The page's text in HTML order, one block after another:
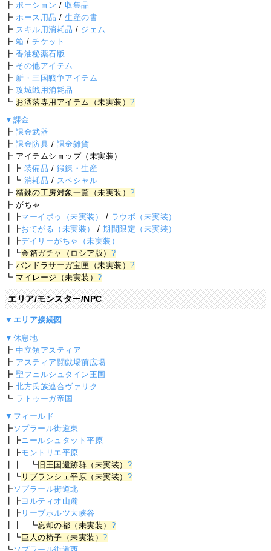
┣ポーション / 収集品
┣ホース用品 /生産の書
┣ スキル用消耗品 / ジェム
┣箱 /チケット
┣香油秘薬石版
┣ その他アイテム
┣ 新・三国戦争アイテム
┣攻城戦用消耗品
┗ お洒落専用アイテム（未実装）?
▼課金
┣課金武器
┣課金防具 / 課金雑貨
┣ アイテムショップ（未実装）
┃┣ 装備品 / 鍛錬・生産
┃┗ 消耗品 / スペシャル
┣精錬の工房対象一覧（未実装）?
┣ がちゃ
┃┣マーイボゥ（未実装） / ラウボ（未実装）
┃┣おてがる（未実装） /期間限定（未実装）
┃┣デイリーがちゃ（未実装）
┃┗金箱ガチャ（ロシア版） ?
┣パンドラサーガ宝匣（未実装）?
┗ マイレージ（未実装）?
エリア/モンスター/NPC
▼エリア接続図
▼休息地
┣中立領アスティア
┣ アスティア闘戯場前広場
┣聖フェルシュタイン王国
┣北方氏族連合ヴァリク
┗ ラトゥーガ帝国
▼フィールド
┣ ソプラール街道東
┃┣ニールシュタット平原
┃┣モントリエ平原
┃┃ ┗旧王国遺跡群（未実装） ?
┃┗ リブランシェ平原（未実装） ?
┣ ソプラール街道北
┃┣ヨルティオ山麓
┃┣ リープホルツ大峡谷
┃┃ ┗忘却の都（未実装） ?
┃┗巨人の椅子（未実装）?